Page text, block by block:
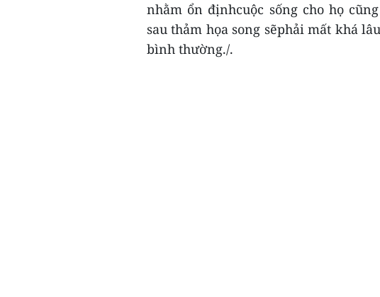
nhằm ổn địnhcuộc sống cho họ
sau thảm họa song sẽphải mất khá
bình thường./.